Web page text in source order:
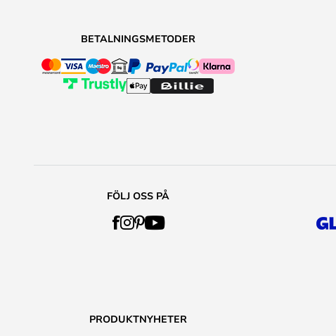
BETALNINGSMETODER
FÖLJ OSS PÅ
PRODUKTNYHETER